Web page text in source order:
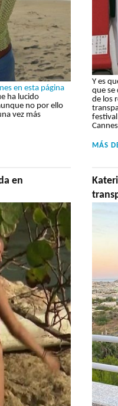
en esta página
ha lucido
no por ello
vez más
Y es
que se
de los
Cannes
MÁS
en